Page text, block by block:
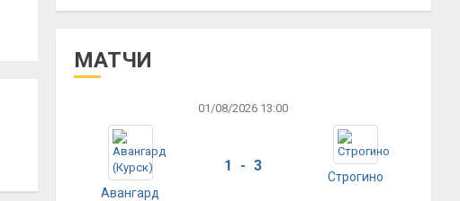
МАТЧИ
01/08/2026 13:00
Авангард
1 - 3
Строгино